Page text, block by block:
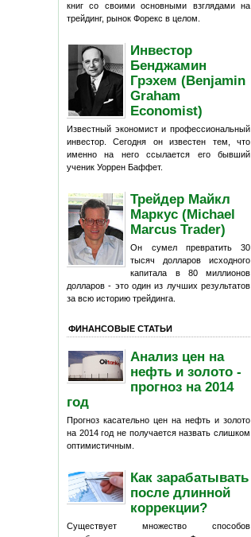
книг со своими основными взглядами на
трейдинг, рынок Форекс в целом.
Инвестор
Бенджамин
Грэхем (Benjamin
Graham
Economist)
Известный экономист и профессиональный
инвестор. Сегодня он известен тем, что
именно на него ссылается его бывший
ученик Уоррен Баффет.
Трейдер Майкл
Маркус (Michael
Marcus Trader)
Он сумел превратить 30
тысяч долларов исходного
капитала в 80 миллионов
долларов - это один из лучших результатов
за всю историю трейдинга.
ФИНАНСОВЫЕ СТАТЬИ
Анализ цен на
нефть и золото -
прогноз на 2014
год
Прогноз касательно цен на нефть и золото
на 2014 год не получается назвать слишком
оптимистичным.
Как зарабатывать
после длинной
коррекции?
Существует множество способов